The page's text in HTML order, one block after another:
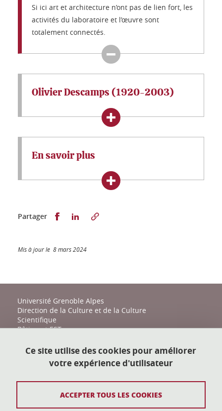
Si ici art et architecture n’ont pas de lien fort, les
activités du laboratoire et l’œuvre sont
totalement connectés.
Olivier Descamps (1920-2003)
En savoir plus
Partager Partager sur Facebook
Partager sur LinkedIn
Mis à jour le 8 mars 2024
Université Grenoble Alpes
Direction de la Culture et de la Culture
Scientifique
Bâtiment EST
38400 Saint-Martin-d'Hères
action-culturelle@univ-grenoble-alpes.fr
Ce site utilise des cookies pour améliorer
votre expérience d'utilisateur
ACCEPTER TOUS LES COOKIES